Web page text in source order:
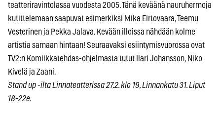
teatteriravintolassa vuodesta 2005. Tänä keväänä nauruhermoja
kutittelemaan saapuvat esimerkiksi Mika Eirtovaara, Teemu
Vesterinen ja Pekka Jalava. Kevään illoissa nähdään kolme
artistia samaan hintaan! Seuraavaksi esiintymisvuorossa ovat
TV2:n Komiikkatehdas-ohjelmasta tutut Ilari Johansson, Niko
Kivelä ja Zaani.
Stand up -ilta Linnateatterissa 27.2. klo 19, Linnankatu 31. Liput
18-22e.